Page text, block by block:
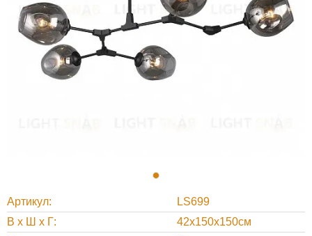
Артикул
LS699
В х Ш х Г
42x150x150см